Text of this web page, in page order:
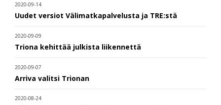
2020-09-14
Uudet versiot Välimatkapalvelusta ja TRE:stä
2020-09-09
Triona kehittää julkista liikennettä
2020-09-07
Arriva valitsi Trionan
2020-08-24